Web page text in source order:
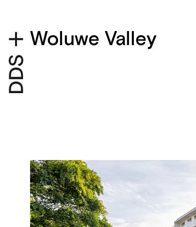
Woluwe Valley
Détails du projet